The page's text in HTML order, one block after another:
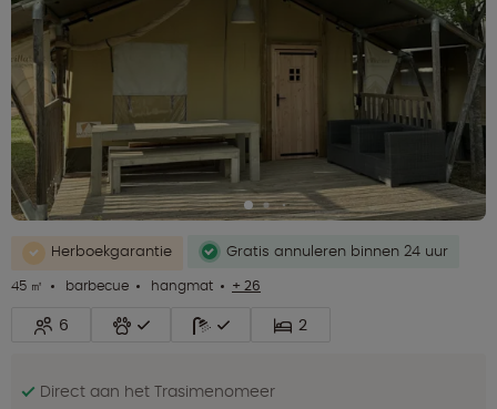
Herboekgarantie
Gratis annuleren binnen 24 uur
45 ㎡
barbecue hangmat + 26
6 2
Direct aan het Trasimenomeer